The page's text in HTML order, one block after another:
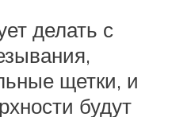
делать с
щетки, и
будут